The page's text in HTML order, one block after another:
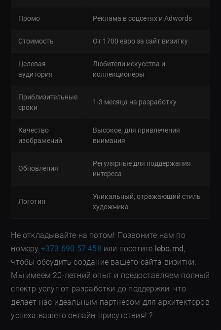
Промо Реклама в соцсетях и Adwords
Стоимость От 1700 евро за сайт визитку
Целевая
аудитория
Любители искусства и
коллекционеры
Приблизительные
сроки
1-3 месяца на разработку
Качество
изображений
Высокое, для привлечения
внимания
Обновления
Регулярные для поддержания
интереса
Логотип
Уникальный, отражающий стиль
художника
Не откладывайте на потом! Позвоните нам по
номеру +373 690 57 458 или посетите lebo.md,
чтобы обсудить создание вашего сайта визитки.
Мы имеем 20-летний опыт и предоставляем полный
спектр услуг от разработки до поддержки, что
делает нас идеальным партнером для архитекторов
успеха вашего онлайн-присутствия! ?